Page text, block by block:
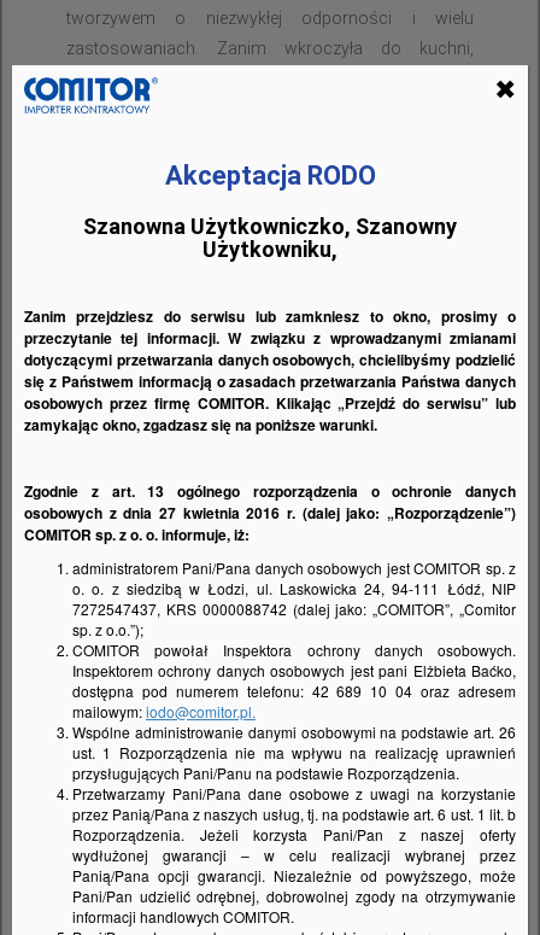
tworzywem o niezwykłej odporności i wielu
zastosowaniach. Zanim wkroczyła do kuchni,
obecna była m.in. w postaci blatów w laboratoriach
chemicznych jako tworzywo odporne na różnego
WIĘCEJ
Stal szlachetna chromowo-niklowa 18/10
stosowana przez BLANCO do produkcji
zlewozmywaków V2A jest stalą najwyższej jakości.
Składa się głównie ze żelaza (ok.72%), chromu
(ok.18%) oraz niklu (ok.10%). Nie oznacza to, że jest
ona całkowicie odporna na zarysowania czy różnego
rodzaju zabrudzenia. Celem niniejszego opracowania
jest wyjaśnienie przyczyn pojawiającyh się
problemów w warunkach przeciętnej eksploatacji w
kuchi, jak też wskazanie profilaktyki, której
Akceptacja RODO
Szanowna Użytkowniczko, Szanowny
Użytkowniku,
Zanim przejdziesz do serwisu lub zamkniesz to okno, prosimy o
przeczytanie tej informacji. W związku z wprowadzanymi zmianami
dotyczącymi przetwarzania danych osobowych, chcielibyśmy podzielić
się z Państwem informacją o zasadach przetwarzania Państwa danych
osobowych przez firmę COMITOR. Klikając „Przejdź do serwisu” lub
zamykając okno, zgadzasz się na poniższe warunki.
Zgodnie z art. 13 ogólnego rozporządzenia o ochronie danych
osobowych z dnia 27 kwietnia 2016 r. (dalej jako: „Rozporządzenie”)
COMITOR sp. z o. o. informuje, iż:
administratorem Pani/Pana danych osobowych jest COMITOR sp. z
o. o. z siedzibą w Łodzi, ul. Laskowicka 24, 94-111 Łódź, NIP
7272547437, KRS 0000088742 (dalej jako: „COMITOR”, „Comitor
sp. z o.o.”);
COMITOR powołał Inspektora ochrony danych osobowych.
Inspektorem ochrony danych osobowych jest pani Elżbieta Baćko,
dostępna pod numerem telefonu: 42 689 10 04 oraz adresem
mailowym:iodo@comitor.pl.
Wspólne administrowanie danymi osobowymi na podstawie art. 26
ust. 1 Rozporządzenia nie ma wpływu na realizację uprawnień
przysługujących Pani/Panu na podstawie Rozporządzenia.
Przetwarzamy Pani/Pana dane osobowe z uwagi na korzystanie
przez Panią/Pana z naszych usług, tj. na podstawie art. 6 ust. 1 lit. b
Rozporządzenia. Jeżeli korzysta Pani/Pan z naszej oferty
wydłużonej gwarancji – w celu realizacji wybranej przez
Panią/Pana opcji gwarancji. Niezależnie od powyższego, może
Pani/Pan udzielić odrębnej, dobrowolnej zgody na otrzymywanie
informacji handlowych COMITOR.
✖